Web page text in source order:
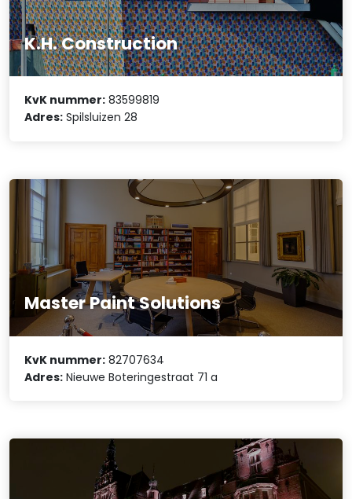
K.H. Construction
KvK nummer: 83599819
Adres: Spilsluizen 28
Master Paint Solutions
KvK nummer: 82707634
Adres: Nieuwe Boteringestraat 71 a